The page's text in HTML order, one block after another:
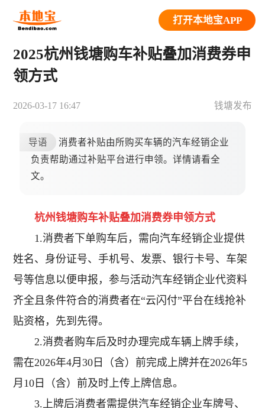
打开本地宝APP
2025杭州钱塘购车补贴叠加消费券申
领方式
2026-03-17 16:47 钱塘发布
导语
消费者补贴由所购买车辆的汽车经销企业
负责帮助通过补贴平台进行申领。详情请看全
文。
杭州钱塘购车补贴叠加消费券申领方式
1.消费者下单购车后，需向汽车经销企业提供
姓名、身份证号、手机号、发票、银行卡号、车架
号等信息以便申报，参与活动汽车经销企业代资料
齐全且条件符合的消费者在“云闪付”平台在线抢补
贴资格，先到先得。
2.消费者购车后及时办理完成车辆上牌手续，
需在2026年4月30日（含）前完成上牌并在2026年5
月10日（含）前及时上传上牌信息。
3.上牌后消费者需提供汽车经销企业车牌号、